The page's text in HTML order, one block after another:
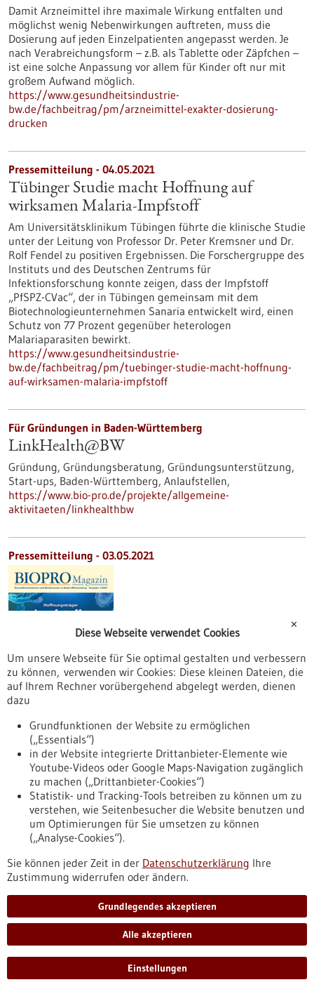
Damit Arzneimittel ihre maximale Wirkung entfalten und
möglichst wenig Nebenwirkungen auftreten, muss die
Dosierung auf jeden Einzelpatienten angepasst werden. Je
nach Verabreichungsform – z.B. als Tablette oder Zäpfchen –
ist eine solche Anpassung vor allem für Kinder oft nur mit
großem Aufwand möglich.
https://www.gesundheitsindustrie-
bw.de/fachbeitrag/pm/arzneimittel-exakter-dosierung-
drucken
Pressemitteilung - 04.05.2021
Tübinger Studie macht Hoffnung auf
wirksamen Malaria-Impfstoff
Am Universitätsklinikum Tübingen führte die klinische Studie
unter der Leitung von Professor Dr. Peter Kremsner und Dr.
Rolf Fendel zu positiven Ergebnissen. Die Forschergruppe des
Instituts und des Deutschen Zentrums für
Infektionsforschung konnte zeigen, dass der Impfstoff
„PfSPZ-CVac“, der in Tübingen gemeinsam mit dem
Biotechnologieunternehmen Sanaria entwickelt wird, einen
Schutz von 77 Prozent gegenüber heterologen
Malariaparasiten bewirkt.
https://www.gesundheitsindustrie-
bw.de/fachbeitrag/pm/tuebinger-studie-macht-hoffnung-
auf-wirksamen-malaria-impfstoff
Für Gründungen in Baden-Württemberg
LinkHealth@BW
Gründung, Gründungsberatung, Gründungsunterstützung,
Start-ups, Baden-Württemberg, Anlaufstellen,
https://www.bio-pro.de/projekte/allgemeine-
aktivitaeten/linkhealthbw
Pressemitteilung - 03.05.2021
Neues BIOPRO Magazin erschienen
biopro-magazin-erschienen-3
Pressemitteilung - 03.05.2021
Studie im Kampf gegen das Glioblastom
gestartet
Am Universitätsklinikum Tübingen startet heute Phase I der
klinischen Studie im Kampf gegen das Glioblastom, das zu
den aggressivsten soliden Tumoren gehört. Dieser Tumor
tritt im Zentralnervensystem auf und ist nach derzeitigem
Forschungsstand nicht heilbar. Das multidisziplinäre
Studienteam unter der Leitung von Prof. Dr. Dr. Ghazaleh
Tabatabai setzt dabei erstmals einen eigenentwickelten
Immunstimulator ein.
https://www.gesundheitsindustrie-
bw.de/fachbeitrag/pm/studie-im-kampf-gegen-das-
✕
Diese Webseite verwendet Cookies
Um unsere Webseite für Sie optimal gestalten und verbessern
zu können, verwenden wir Cookies: Diese kleinen Dateien, die
auf Ihrem Rechner vorübergehend abgelegt werden, dienen
dazu
Grundfunktionen der Website zu ermöglichen
(„Essentials“)
in der Website integrierte Drittanbieter-Elemente wie
Youtube-Videos oder Google Maps-Navigation zugänglich
zu machen („Drittanbieter-Cookies“)
Statistik- und Tracking-Tools betreiben zu können um zu
verstehen, wie Seitenbesucher die Website benutzen und
um Optimierungen für Sie umsetzen zu können
(„Analyse-Cookies“).
Sie können jeder Zeit in der Datenschutzerklärung Ihre
Zustimmung widerrufen oder ändern.
Grundlegendes akzeptieren
Alle akzeptieren
Einstellungen